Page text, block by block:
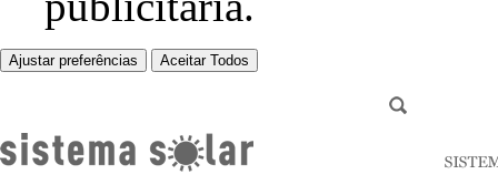
Ajustar preferências Aceitar Todos